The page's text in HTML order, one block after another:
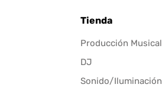
Tienda
Producción Musical
DJ
Sonido/Iluminación